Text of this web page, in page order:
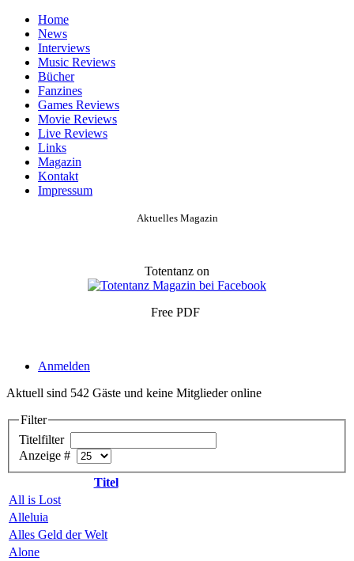
Home
News
Interviews
Music Reviews
Bücher
Fanzines
Games Reviews
Movie Reviews
Live Reviews
Links
Magazin
Kontakt
Impressum
Aktuelles Magazin
Totentanz on
Free PDF
Anmelden
Aktuell sind 542 Gäste und keine Mitglieder online
Filter
Titelfilter
Anzeige #
Titel
All is Lost
Alleluia
Alles Geld der Welt
Alone